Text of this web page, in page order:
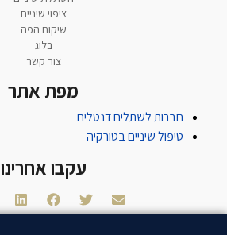
ציפוי שיניים
שיקום הפה
בלוג
צור קשר
מפת אתר
חברות לשתלים דנטלים
טיפול שיניים בטורקיה
עקבו אחרינו